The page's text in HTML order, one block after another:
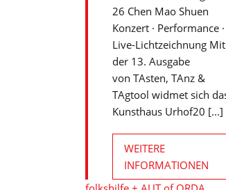
26 Chen Mao Shuen
Konzert · Performance ·
Live-Lichtzeichnung Mit
der 13. Ausgabe
von TAsten, TAnz &
TAgtool widmet sich
Kunsthaus Urhof20 [...]
WEITERE
INFORMATIONEN